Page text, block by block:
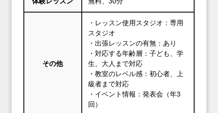
その他
・レッスン使用スタジオ：専用
スタジオ
・出張レッスンの有無：あり
・対応する年齢層：子ども、学
生、大人まで対応
・教室のレベル感：初心者、上
級者まで対応
・イベント情報：発表会（年3
回）